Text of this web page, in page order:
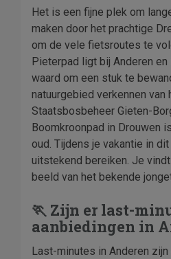
Het is een fijne plek om
maken door het prachtige
om de vele fietsroutes te
Pieterpad ligt bij Anderen
waard om een stuk te
natuurgebied verkennen
Staatsbosbeheer Gieten-
Boomkroonpad in Drouwen
oud. Tijdens je vakantie in
uitstekend bereiken. Je
beeld van het bekende
🏃 Zijn er last-
aanbiedingen in
Last-minutes in Anderen